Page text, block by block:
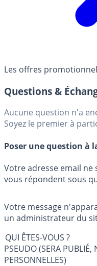
Les offres
Questions &
Aucune question n'a
Soyez le premier à
Poser une question à
Votre adresse email ne
vous répondent sous
Votre message
un administrateur du
QUI ÊTES-VOUS ?
PSEUDO (SERA
PERSONNELLES)